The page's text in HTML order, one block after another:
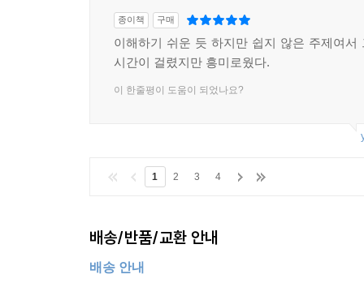
종이책 구매
이해하기 쉬운 듯 하지만 쉽지 않은 주제여서
시간이 걸렸지만 흥미로웠다.
이 한줄평이 도움이 되었나요?
1 2 3 4
배송/반품/교환 안내
배송 안내